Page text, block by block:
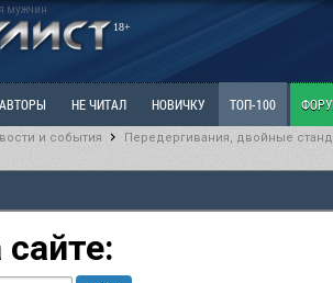
мужчин
18+
АВТОРЫ НЕ ЧИТАЛ НОВИЧКУ ТОП-100
Ветка: Наболевшее. Выскажись!
и события Передергивания, двойные